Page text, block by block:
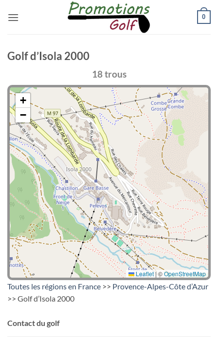
0
Golf d’Isola 2000
18 trous
+
−
Leaflet|©OpenStreetMap
Toutes les régions en France >> Provence-Alpes-Côte d’Azur
>> Golf d’Isola 2000
Contact du golf